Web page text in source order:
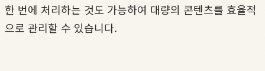
한 번에 처리하는 것도 가능하여 대량의 콘텐츠를 효율적
으로 관리할 수 있습니다.